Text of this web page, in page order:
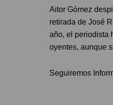
Aitor Gómez
retirada de José
año, el periodista
oyentes, aunque
Seguiremos